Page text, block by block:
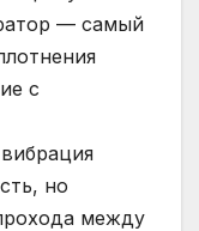
— самый
с
но
между